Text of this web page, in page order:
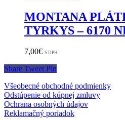
MONTANA
TYRKYS – 6170
7,00€ S DPH
Share Tweet Pin
Všeobecné obchodné podmienky
Odstúpenie od kúpnej zmluvy
Ochrana osobných údajov
Reklamačný poriadok